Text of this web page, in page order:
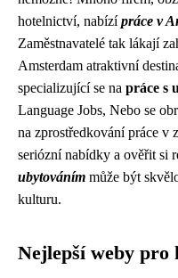
hotelnictví, nabízípráce v
Zaměstnavatelé tak lákají
Amsterdam atraktivní
specializující se na práce s
Language Jobs, Nebo se
na zprostředkování práce v
seriózní nabídky a ověřit si
ubytováním může být
kulturu.
Nejlepší weby pro